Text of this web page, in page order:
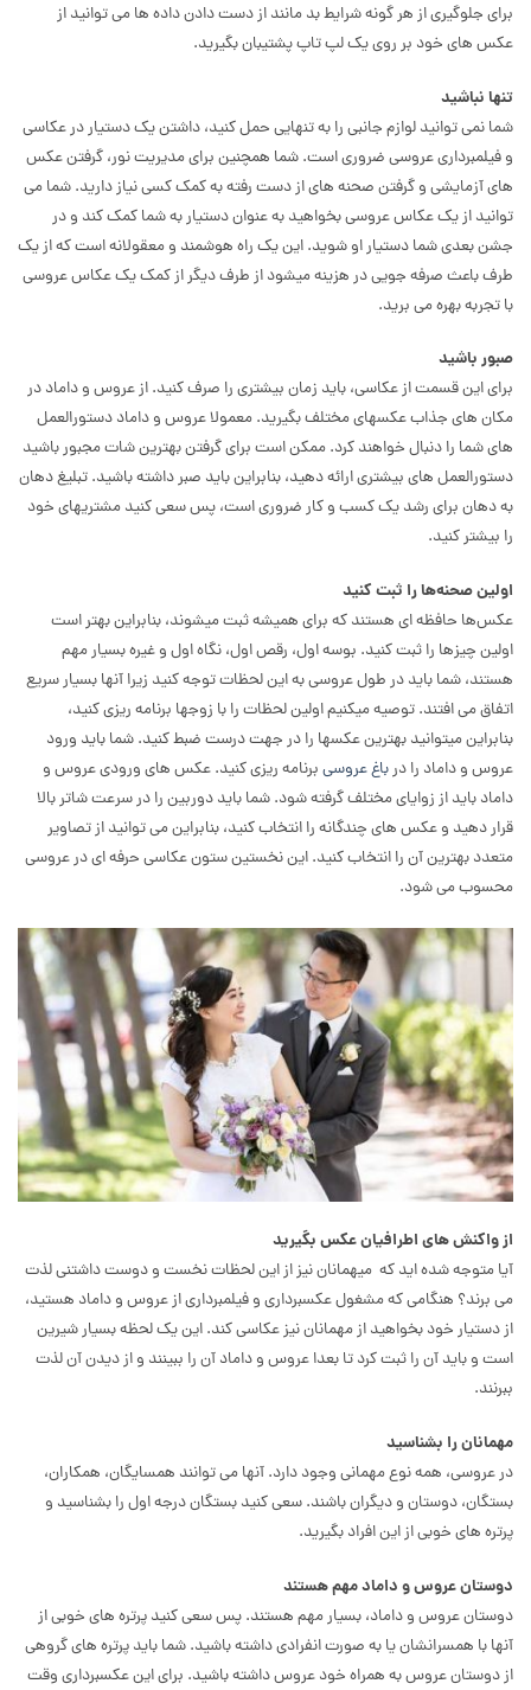
برای جلوگیری از هر گونه شرایط بد مانند از دست دادن داده ها می توانید از
عکس های خود بر روی یک لپ تاپ پشتیبان بگیرید.
تنها نباشید
شما نمی توانید لوازم جانبی را به تنهایی حمل کنید، داشتن یک دستیار در عکاسی
و فیلمبرداری عروسی ضروری است. شما همچنین برای مدیریت نور، گرفتن عکس
های آزمایشی و گرفتن صحنه های از دست رفته به کمک کسی نیاز دارید. شما می
توانید از یک عکاس عروسی بخواهید به عنوان دستیار به شما کمک کند و در
جشن بعدی شما دستیار او شوید. این یک راه هوشمند و معقولانه است که از یک
طرف باعث صرفه جویی در هزینه میشود از طرف دیگر از کمک یک عکاس عروسی
با تجربه بهره می برید.
صبور باشید
برای این قسمت از عکاسی، باید زمان بیشتری را صرف کنید. از عروس و داماد در
مکان های جذاب عکسهای مختلف بگیرید. معمولا عروس و داماد دستورالعمل
های شما را دنبال خواهند کرد. ممکن است برای گرفتن بهترین شات مجبور باشید
دستورالعمل های بیشتری ارائه دهید، بنابراین باید صبر داشته باشید. تبلیغ دهان
به دهان برای رشد یک کسب و کار ضروری است، پس سعی کنید مشتریهای خود
را بیشتر کنید.
اولین صحنه‌ها را ثبت کنید
عکس‌ها حافظه ای هستند که برای همیشه ثبت میشوند، بنابراین بهتر است
اولین چیزها را ثبت کنید. بوسه اول، رقص اول، نگاه اول و غیره بسیار مهم
هستند، شما باید در طول عروسی به این لحظات توجه کنید زیرا آنها بسیار سریع
اتفاق می افتند. توصیه میکنیم اولین لحظات را با زوجها برنامه ریزی کنید،
بنابراین میتوانید بهترین عکسها را در جهت درست ضبط کنید. شما باید ورود
عروس و داماد را درباغ عروسیبرنامه ریزی کنید. عکس های ورودی عروس و
داماد باید از زوایای مختلف گرفته شود. شما باید دوربین را در سرعت شاتر بالا
قرار دهید و عکس های چندگانه را انتخاب کنید، بنابراین می توانید از تصاویر
متعدد بهترین آن را انتخاب کنید. این نخستین ستون عکاسی حرفه ای در عروسی
محسوب می شود.
از واکنش های اطرافیان عکس بگیرید
آیا متوجه شده اید که میهمانان نیز از این لحظات نخست و دوست داشتنی لذت
می برند؟ هنگامی که مشغول عکسبرداری و فیلمبرداری از عروس و داماد هستید،
از دستیار خود بخواهید از مهمانان نیز عکاسی کند. این یک لحظه بسیار شیرین
است و باید آن را ثبت کرد تا بعدا عروس و داماد آن را ببینند و از دیدن آن لذت
ببرنند.
مهمانان را بشناسید
در عروسی، همه نوع مهمانی وجود دارد. آنها می توانند همسایگان، همکاران،
بستگان، دوستان و دیگران باشند. سعی کنید بستگان درجه اول را بشناسید و
پرتره های خوبی از این افراد بگیرید.
دوستان عروس و داماد مهم هستند
دوستان عروس و داماد، بسیار مهم هستند. پس سعی کنید پرتره های خوبی از
آنها با همسرانشان یا به صورت انفرادی داشته باشید. شما باید پرتره های گروهی
از دوستان عروس به همراه خود عروس داشته باشید. برای این عکسبرداری وقت